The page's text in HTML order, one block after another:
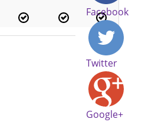
Facebook
Twitter
Google+